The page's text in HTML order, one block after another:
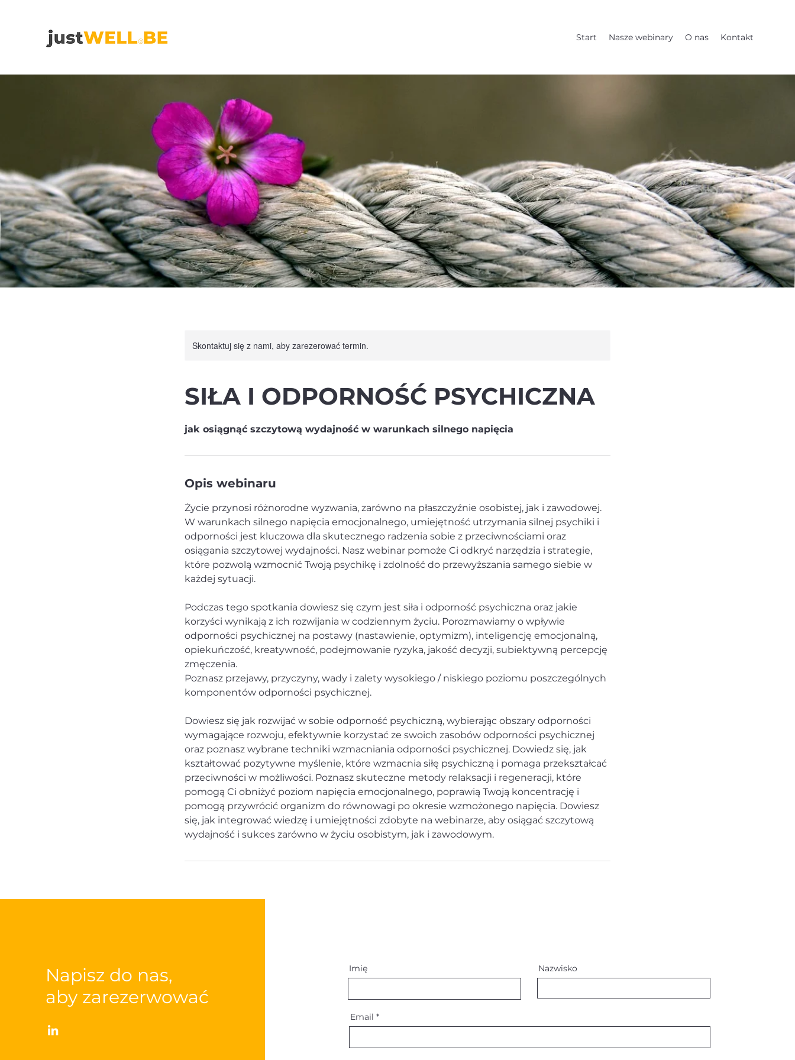
Start Nasze webinary O nas Kontakt
Skontaktuj się z nami, aby zarezerować termin.
SIŁA I ODPORNOŚĆ PSYCHICZNA
jak osiągnąć szczytową wydajność w warunkach silnego napięcia
Opis webinaru
Życie przynosi różnorodne wyzwania, zarówno na płaszczyźnie osobistej, jak i zawodowej.
W warunkach silnego napięcia emocjonalnego, umiejętność utrzymania silnej psychiki i
odporności jest kluczowa dla skutecznego radzenia sobie z przeciwnościami oraz
osiągania szczytowej wydajności. Nasz webinar pomoże Ci odkryć narzędzia i strategie,
które pozwolą wzmocnić Twoją psychikę i zdolność do przewyższania samego siebie w
każdej sytuacji.
Podczas tego spotkania dowiesz się czym jest siła i odporność psychiczna oraz jakie
korzyści wynikają z ich rozwijania w codziennym życiu. Porozmawiamy o wpływie
odporności psychicznej na postawy (nastawienie, optymizm), inteligencję emocjonalną,
opiekuńczość, kreatywność, podejmowanie ryzyka, jakość decyzji, subiektywną percepcję
zmęczenia.
Poznasz przejawy, przyczyny, wady i zalety wysokiego / niskiego poziomu poszczególnych
komponentów odporności psychicznej.
Dowiesz się jak rozwijać w sobie odporność psychiczną, wybierając obszary odporności
wymagające rozwoju, efektywnie korzystać ze swoich zasobów odporności psychicznej
oraz poznasz wybrane techniki wzmacniania odporności psychicznej. Dowiedz się, jak
kształtować pozytywne myślenie, które wzmacnia siłę psychiczną i pomaga przekształcać
przeciwności w możliwości. Poznasz skuteczne metody relaksacji i regeneracji, które
pomogą Ci obniżyć poziom napięcia emocjonalnego, poprawią Twoją koncentrację i
pomogą przywrócić organizm do równowagi po okresie wzmożonego napięcia. Dowiesz
się, jak integrować wiedzę i umiejętności zdobyte na webinarze, aby osiągać szczytową
wydajność i sukces zarówno w życiu osobistym, jak i zawodowym.
Napisz do nas,
aby zarezerwować
Imię Nazwisko
Email